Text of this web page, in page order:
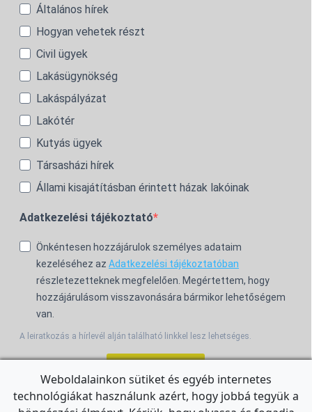
Általános hírek
Hogyan vehetek részt
Civil ügyek
Lakásügynökség
Lakáspályázat
Lakótér
Kutyás ügyek
Társasházi hírek
Állami kisajátításban érintett házak lakóinak
Adatkezelési tájékoztató
Önkéntesen hozzájárulok személyes adataim
kezeléséhez az Adatkezelési tájékoztatóban
részletezetteknek megfelelően. Megértettem, hogy
hozzájárulásom visszavonására bármikor lehetőségem
van.
A leiratkozás a hírlevél alján található linkkel lesz lehetséges.
For the English Newsletter, clickHERE.
Weboldalainkon sütiket és egyéb internetes
technológiákat használunk azért, hogy jobbá tegyük a